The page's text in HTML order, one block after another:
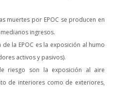
muertes por EPOC se producen en
ingresos.
de la EPOC es la exposición al humo
activos y pasivos).
riesgo son la exposición al aire
de interiores como de exteriores,